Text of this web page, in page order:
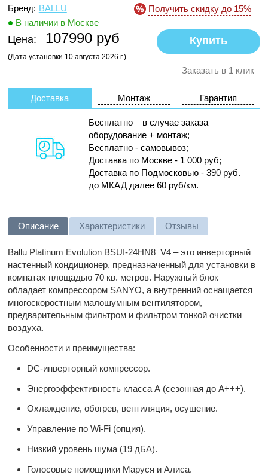
Бренд: BALLU
В наличии в Москве
Цена: 107990 руб
(Дата установки 10 августа 2026 г.)
Получить скидку до 15%
Заказать в 1 клик
Доставка Монтаж Гарантия
Бесплатно – в случае заказа
оборудование + монтаж;
Бесплатно - самовывоз;
Доставка по Москве - 1 000 руб;
Доставка по Подмосковью - 390 руб.
до МКАД далее 60 руб/км.
Описание Характеристики Отзывы
Ballu Platinum Evolution BSUI-24HN8_V4 – это инверторный
настенный кондиционер, предназначенный для установки в
комнатах площадью 70 кв. метров. Наружный блок
обладает компрессором SANYO, а внутренний оснащается
многоскоростным малошумным вентилятором,
предварительным фильтром и фильтром тонкой очистки
воздуха.
Особенности и преимущества:
DC-инверторный компрессор.
Энергоэффективность класса А (сезонная до А+++).
Охлаждение, обогрев, вентиляция, осушение.
Управление по Wi-Fi (опция).
Низкий уровень шума (19 дБА).
Голосовые помощники Маруся и Алиса.